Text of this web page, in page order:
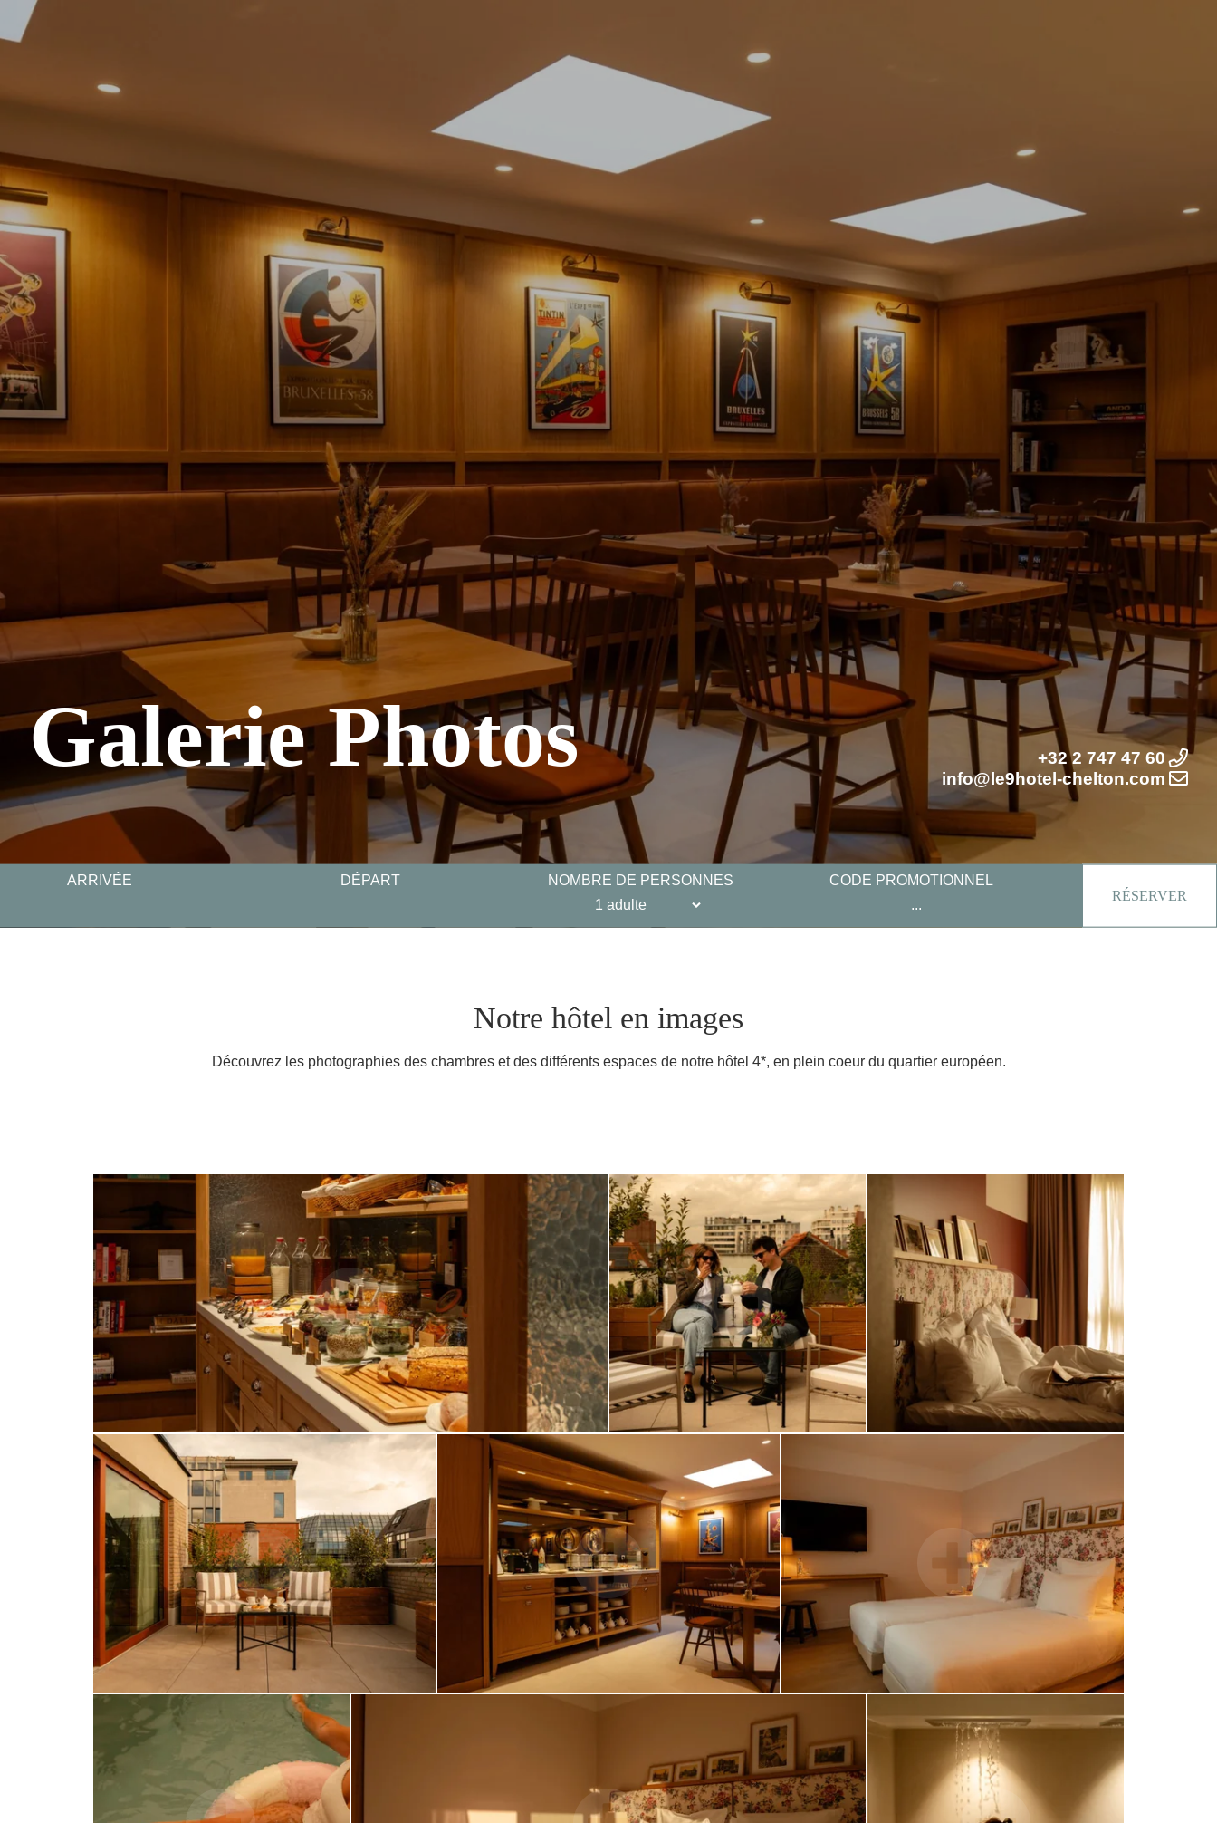
Galerie Photos
+32 2 747 47 60
info@le9hotel-chelton.com
ARRIVÉE DÉPART NOMBRE DE PERSONNES
CODE PROMOTIONNEL
RÉSERVER
Notre hôtel en images
Découvrez les photographies des chambres et des différents espaces de notre hôtel 4*, en plein coeur du quartier européen.
CHAMBRES
SERVICES
GALERIE
OFFRES
TOURISME
GROUPES & BUSINESS
NOS ENGAGEMENTS
INFORMATIONS